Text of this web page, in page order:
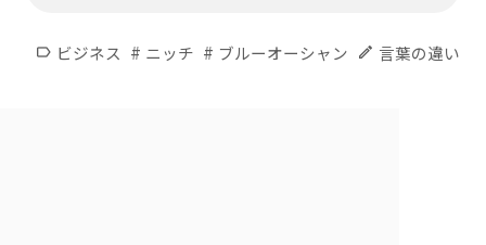
label ビジネス # ニッチ # ブルーオーシャン edit 言葉の違い